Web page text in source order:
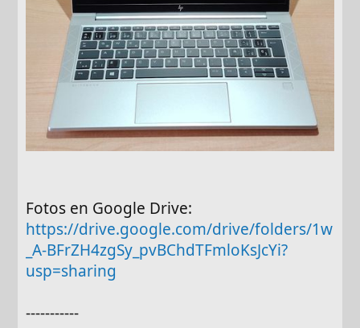
Fotos en Google Drive:
https://drive.google.com/drive/folders/1w
_A-BFrZH4zgSy_pvBChdTFmloKsJcYi?
usp=sharing
-----------